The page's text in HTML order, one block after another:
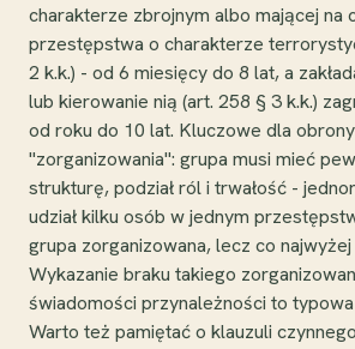
charakterze zbrojnym albo mającej na
przestępstwa o charakterze
2 k.k.) - od 6 miesięcy do 8 lat, a
lub kierowanie nią (art. 258 § 3 k.k.)
od roku do 10 lat. Kluczowe dla
"zorganizowania": grupa musi mieć
strukturę, podział ról i trwałość -
udział kilku osób w jednym
grupa zorganizowana, lecz co
Wykazanie braku takiego
świadomości przynależności to
Warto też pamiętać o klauzuli